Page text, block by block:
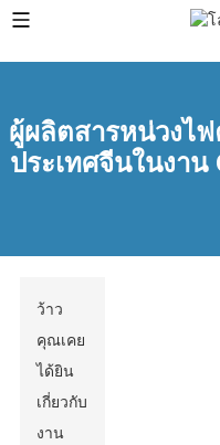
ผู้ผลิตสารหน่วงไ
ประเทศจีนในงา
ว้าว
คุณเคย
ได้ยิน
เกี่ยวกับ
งาน